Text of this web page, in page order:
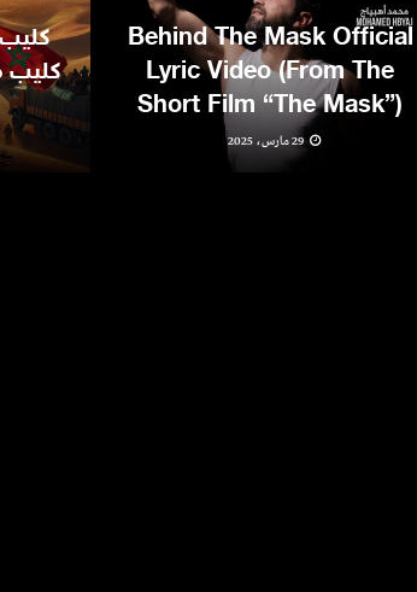
Behind The Mask Official
Lyric Video (From The
Short Film “The Mask”)
29 مارس، 2025
كليب